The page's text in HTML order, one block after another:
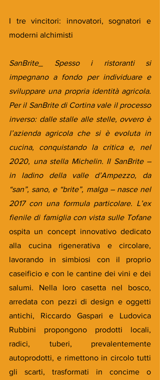
I tre vincitori: innovatori, sognatori e
moderni alchimisti
SanBrite_ Spesso i ristoranti si
impegnano a fondo per individuare e
sviluppare una propria identità agricola.
Per il SanBrite di Cortina vale il processo
inverso: dalle stalle alle stelle, ovvero è
l’azienda agricola che si è evoluta in
cucina, conquistando la critica e, nel
2020, una stella Michelin. Il SanBrite –
in ladino della valle d’Ampezzo, da
“san”, sano, e “brite”, malga – nasce nel
2017 con una formula particolare. L’ex
fienile di famiglia con vista sulle Tofane
ospita un concept innovativo dedicato
alla cucina rigenerativa e circolare,
lavorando in simbiosi con il proprio
caseificio e con le cantine dei vini e dei
salumi. Nella loro casetta nel bosco,
arredata con pezzi di design e oggetti
antichi, Riccardo Gaspari e Ludovica
Rubbini propongono prodotti locali,
radici, tuberi, prevalentemente
autoprodotti, e rimettono in circolo tutti
gli scarti, trasformati in concime o